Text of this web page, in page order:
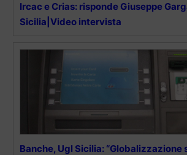
Ircac e Crias: risponde Giuseppe
Sicilia|Video intervista
Banche, Ugl Sicilia: “Globalizzazione